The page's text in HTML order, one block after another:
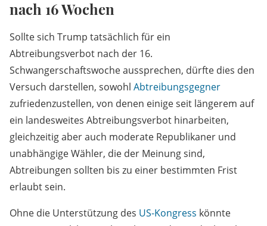
nach 16 Wochen
Sollte sich Trump tatsächlich für ein
Abtreibungsverbot nach der 16.
Schwangerschaftswoche aussprechen, dürfte dies den
Versuch darstellen, sowohl Abtreibungsgegner
zufriedenzustellen, von denen einige seit längerem auf
ein landesweites Abtreibungsverbot hinarbeiten,
gleichzeitig aber auch moderate Republikaner und
unabhängige Wähler, die der Meinung sind,
Abtreibungen sollten bis zu einer bestimmten Frist
erlaubt sein.
Ohne die Unterstützung des US-Kongress könnte